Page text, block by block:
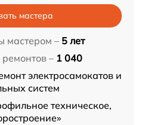
мастера
мастером – 5 лет
– 1 040
электросамокатов и
систем
техническое,